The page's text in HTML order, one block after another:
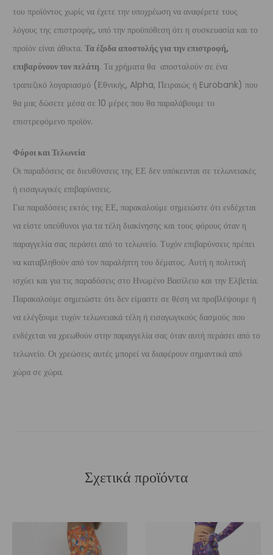
του προϊόντος χωρίς να έχετε την υποχρέωση να αναφέρετε τους
λόγους της επιστροφής, υπό την προϋπόθεση ότι η συσκευασία και το
προϊόν είναι άθικτα. Τα έξοδα αποστολής για την επιστροφή,
επιβαρύνουν τον πελάτη. Τα χρήματα θα αποσταλούν σε ένα
τραπεζικό λογαριασμό (Εθνικής, Alpha, Πειραιώς ή Eurobank) που
θα μας δώσετε μέσα σε 10 μέρες που θα παραλάβουμε το
επιστρεφόμενο προϊόν.
Φόροι και Τελωνεία
Οι παραδόσεις σε διευθύνσεις της ΕΕ δεν υπόκεινται σε τελωνειακές
ή εισαγωγικές επιβαρύνσεις.
Για παραδόσεις εκτός της ΕΕ, παρακαλούμε σημειώστε ότι ενδέχεται
να είστε υπεύθυνοι για τα τέλη διακίνησης και τους φόρους όταν η
παραγγελία σας περάσει από το τελωνείο. Τυχόν επιβαρύνσεις πρέπει
να καταβληθούν από τον παραλήπτη του δέματος. Αυτή η πολιτική
ισχύει και για τις παραδόσεις στο Ηνωμένο Βασίλειο και την Ελβετία.
Παρακαλούμε σημειώστε ότι δεν είμαστε σε θέση να προβλέψουμε ή
να ελέγξουμε τυχόν τελωνειακά τέλη ή εισαγωγικούς δασμούς που
ενδέχεται να χρεωθούν στην παραγγελία σας όταν αυτή περάσει από το
τελωνείο. Οι χρεώσεις αυτές μπορεί να διαφέρουν σημαντικά από
χώρα σε χώρα.
Σχετικά προϊόντα